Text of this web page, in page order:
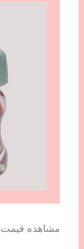
مشاهده قیمت